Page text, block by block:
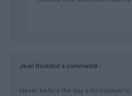
Jean Rostand a commenté :
Never before the day a third player is